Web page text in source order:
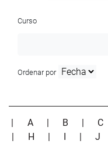
Curso
Ordenar por
| A | B | C
| H | I |J